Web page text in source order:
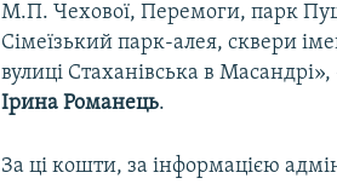
М.П. Чехової, Перемоги, парк
Сімеїзький парк-алея, сквери
вулиці Стаханівська в Масандрі»,
Ірина Романець.
За ці кошти, за інформацією